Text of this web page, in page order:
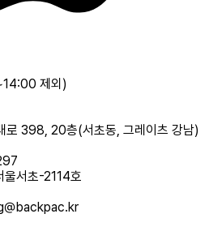
제외)
로 398, 20층(서초동, 그레이츠 강남)
서초-2114호